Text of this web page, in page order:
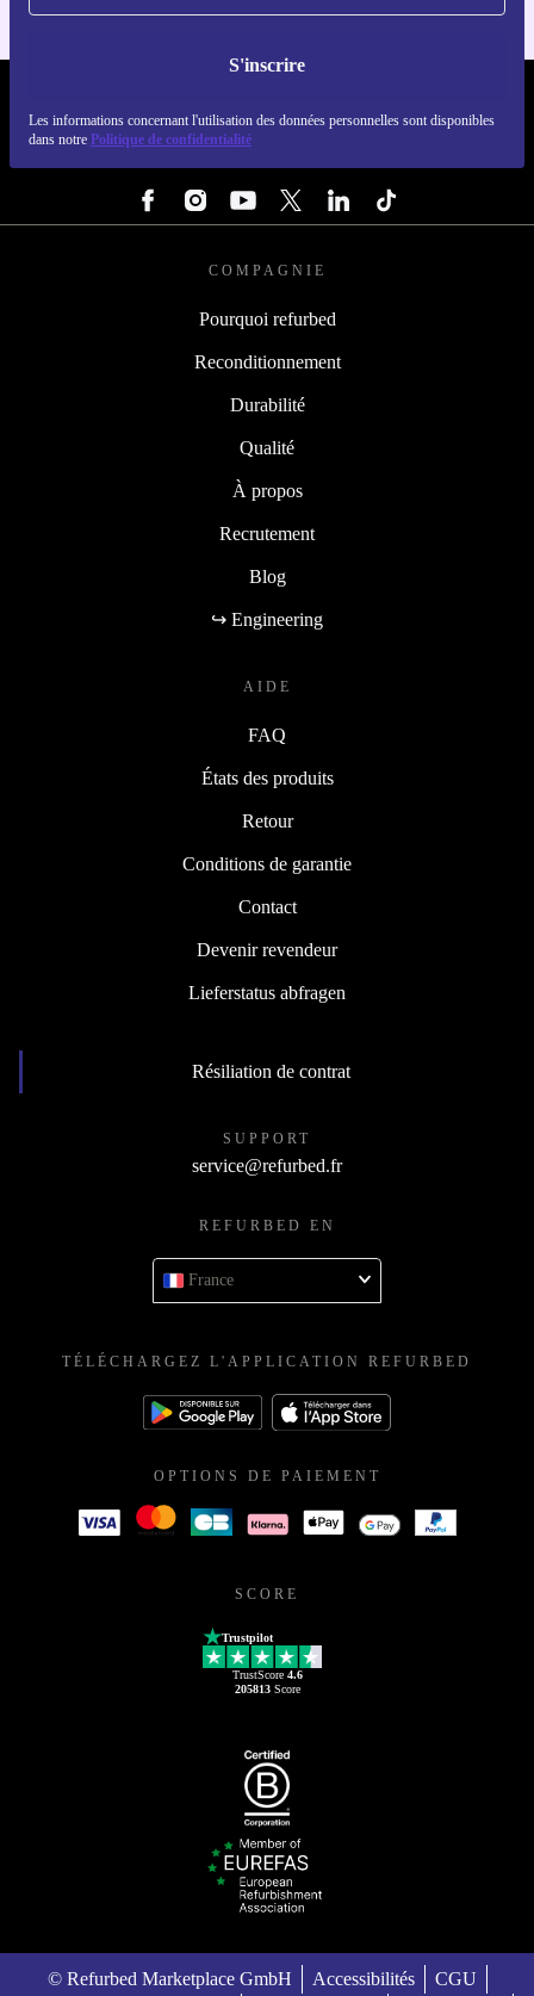
S'inscrire
Les informations concernant l'utilisation des données personnelles sont disponibles
dans notre Politique de confidentialité
COMPAGNIE
Pourquoi refurbed
Reconditionnement
Durabilité
Qualité
À propos
Recrutement
Blog
↪ Engineering
AIDE
FAQ
États des produits
Retour
Conditions de garantie
Contact
Devenir revendeur
Lieferstatus abfragen
Résiliation de contrat
SUPPORT
service@refurbed.fr
REFURBED EN
France
TÉLÉCHARGEZ L'APPLICATION REFURBED
OPTIONS DE PAIEMENT
SCORE
Trustpilot
TrustScore 4.6
205813Score
© Refurbed Marketplace GmbH Accessibilités CGU